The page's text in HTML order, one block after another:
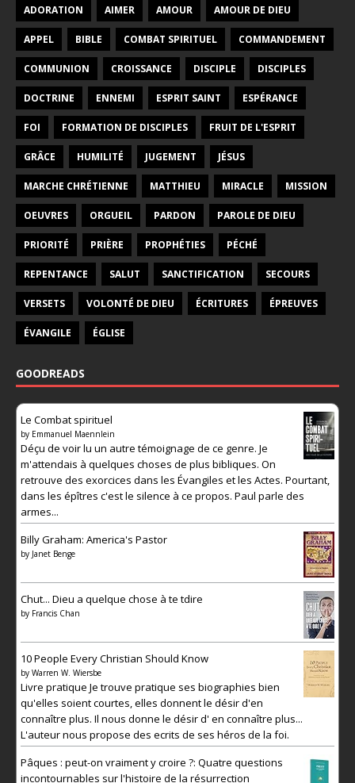
ADORATION AIMER AMOUR AMOUR DE DIEU
APPEL BIBLE COMBAT SPIRITUEL COMMANDEMENT
COMMUNION CROISSANCE DISCIPLE DISCIPLES
DOCTRINE ENNEMI ESPRIT SAINT ESPÉRANCE
FOI FORMATION DE DISCIPLES FRUIT DE L'ESPRIT
GRÂCE HUMILITÉ JUGEMENT JÉSUS
MARCHE CHRÉTIENNE MATTHIEU MIRACLE MISSION
OEUVRES ORGUEIL PARDON PAROLE DE DIEU
PRIORITÉ PRIÈRE PROPHÉTIES PÉCHÉ
REPENTANCE SALUT SANCTIFICATION SECOURS
VERSETS VOLONTÉ DE DIEU ÉCRITURES ÉPREUVES
ÉVANGILE ÉGLISE
GOODREADS
Le Combat spirituel
by Emmanuel Maennlein
Déçu de voir lu un autre témoignage de ce genre. Je
m'attendais à quelques choses de plus bibliques. On
retrouve des exorcices dans les Évangiles et les Actes. Pourtant,
dans les épîtres c'est le silence à ce propos. Paul parle des
armes...
Billy Graham: America's Pastor
by Janet Benge
Chut... Dieu a quelque chose à te tdire
by Francis Chan
10 People Every Christian Should Know
by Warren W. Wiersbe
Livre pratique Je trouve pratique ses biographies bien
qu'elles soient courtes, elles donnent le désir d'en
connaître plus. Il nous donne le désir d' en connaître plus...
L'auteur nous propose des ecrits de ses héros de la foi.
Pâques : peut-on vraiment y croire ?: Quatre questions
incontournables sur l'histoire de la résurrection